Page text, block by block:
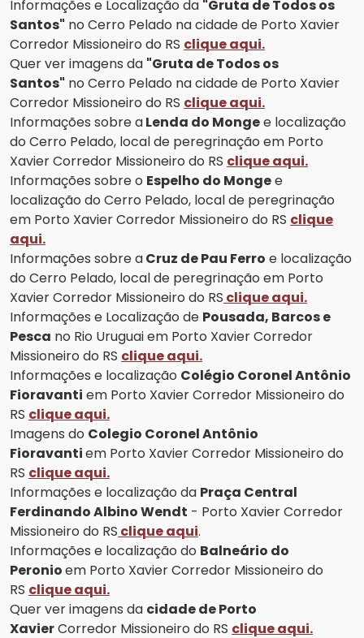
Informações e Localização da "Gruta de Todos os
Santos" no Cerro Pelado na cidade de Porto Xavier
Corredor Missioneiro do RS clique aqui.
Quer ver imagens da "Gruta de Todos os
Santos" no Cerro Pelado na cidade de Porto Xavier
Corredor Missioneiro do RS clique aqui.
Informações sobre aLenda do Mongee localização
do Cerro Pelado, local de peregrinação em Porto
Xavier Corredor Missioneiro do RS clique aqui.
Informações sobre o Espelho do Mongee
localização do Cerro Pelado, local de peregrinação
em Porto Xavier Corredor Missioneiro do RS clique
aqui.
Informações sobre aCruz de Pau Ferro e localização
do Cerro Pelado, local de peregrinação em Porto
Xavier Corredor Missioneiro do RS clique aqui.
Informações e Localização de Pousada, Barcos e
Pesca no Rio Uruguai em Porto Xavier Corredor
Missioneiro do RS clique aqui.
Informações e localização Colégio Coronel Antônio
Fioravanti em Porto Xavier Corredor Missioneiro do
RS clique aqui.
Imagens do Colegio Coronel Antônio
Fioravantiem Porto Xavier Corredor Missioneiro do
RS clique aqui.
Informações e localização da Praça Central
Ferdinando Albino Wendt - Porto Xavier Corredor
Missioneiro do RS clique aqui.
Informações e localização do Balneário do
Peronioem Porto Xavier Corredor Missioneiro do
RS clique aqui.
Quer ver imagens da cidade de Porto
XavierCorredor Missioneiro do RS clique aqui.